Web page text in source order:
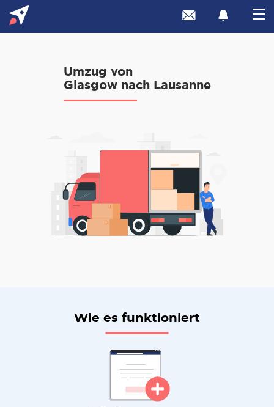
Umzug von
Glasgow nach Lausanne
Wie es funktioniert